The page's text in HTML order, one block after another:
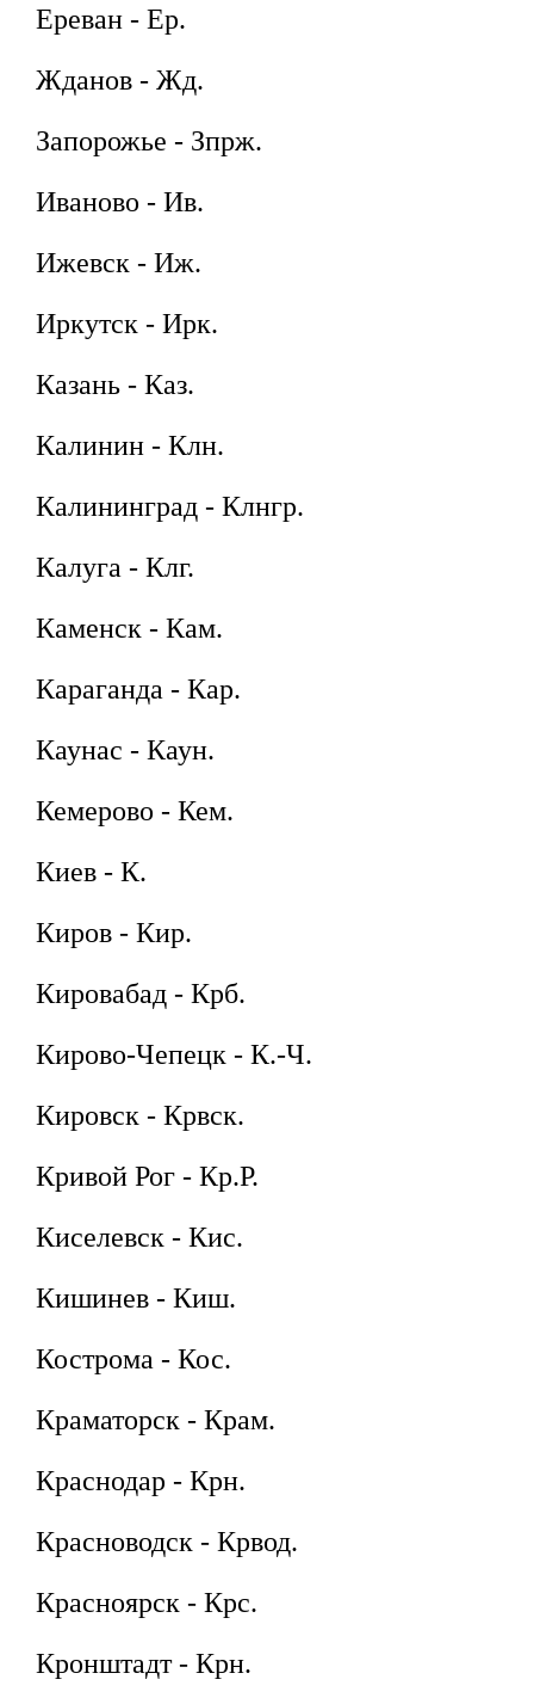
Ереван - Ер.
Жданов - Жд.
Запорожье - Зпрж.
Иваново - Ив.
Ижевск - Иж.
Иркутск - Ирк.
Казань - Каз.
Калинин - Клн.
Калининград - Клнгр.
Калуга - Клг.
Каменск - Кам.
Караганда - Кар.
Каунас - Каун.
Кемерово - Кем.
Киев - К.
Киров - Кир.
Кировабад - Крб.
Кирово-Чепецк - К.-Ч.
Кировск - Крвск.
Кривой Рог - Кр.Р.
Киселевск - Кис.
Кишинев - Киш.
Кострома - Кос.
Краматорск - Крам.
Краснодар - Крн.
Красноводск - Крвод.
Красноярск - Крс.
Кронштадт - Крн.